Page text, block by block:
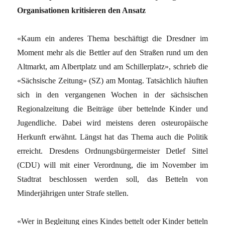
Organisationen kritisieren den Ansatz
«Kaum ein anderes Thema beschäftigt die Dresdner im
Moment mehr als die Bettler auf den Straßen rund um den
Altmarkt, am Albertplatz und am Schillerplatz», schrieb die
«Sächsische Zeitung» (SZ) am Montag. Tatsächlich häuften
sich in den vergangenen Wochen in der sächsischen
Regionalzeitung die Beiträge über bettelnde Kinder und
Jugendliche. Dabei wird meistens deren osteuropäische
Herkunft erwähnt. Längst hat das Thema auch die Politik
erreicht. Dresdens Ordnungsbürgermeister Detlef Sittel
(CDU) will mit einer Verordnung, die im November im
Stadtrat beschlossen werden soll, das Betteln von
Minderjährigen unter Strafe stellen.
«Wer in Begleitung eines Kindes bettelt oder Kinder betteln